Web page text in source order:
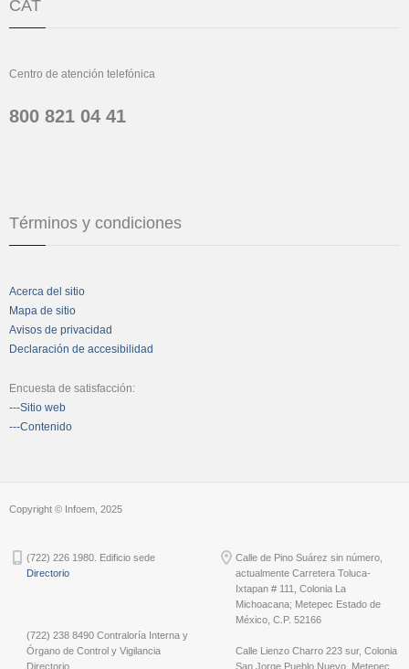
CAT
Centro de atención telefónica
800 821 04 41
Términos y condiciones
Acerca del sitio
Mapa de sitio
Avisos de privacidad
Declaración de accesibilidad
Encuesta de satisfacción:
---Sitio web
---Contenido
Copyright © Infoem, 2025
(722) 226 1980. Edificio sede
Directorio
(722) 238 8490 Contraloría Interna y
Órgano de Control y Vigilancia
Directorio
Calle de Pino Suárez sin número,
actualmente Carretera Toluca-
Ixtapan # 111, Colonia La
Michoacana; Metepec Estado de
México, C.P. 52166
Calle Lienzo Charro 223 sur, Colonia
San Jorge Pueblo Nuevo, Metepec,